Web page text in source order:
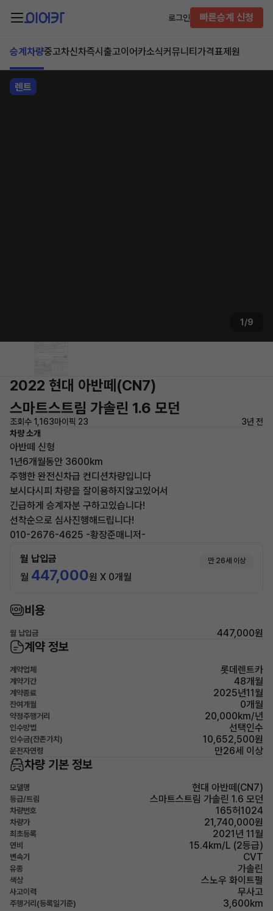
로그인 빠른승계 신청
승계차량중고차신차즉시출고이어카소식커뮤니티 가격표제원
렌트
1/9
2022 현대 아반떼(CN7)
스마트스트림 가솔린 1.6 모던
조회수 1,163마이픽 23
3년 전
차량 소개
아반떼 신형
1년6개월동안 3600km
주행한 완전신차급 컨디션차량입니다
보시다시피 차량을 잘이용하지않고있어서
긴급하게 승계자분 구하고있습니다!
선착순으로 심사진행해드립니다!
010-2676-4625 -황장준매니저-
월 납입금 만 26세 이상
월 447,000원 X 0개월
비용
월 납입금 447,000원
계약 정보
계약업체 롯데렌트카
계약기간 48개월
계약종료 2025년11월
잔여개월 0개월
약정주행거리 20,000km/년
인수방법 선택인수
인수금(잔존가치) 10,652,500원
운전자연령 만26세 이상
차량 기본 정보
모델명 현대 아반떼(CN7)
등급/트림 스마트스트림 가솔린 1.6 모던
차량번호 165허1024
차량가 21,740,000원
최초등록 2021년 11월
연비 15.4km/L (2등급)
변속기 CVT
유종 가솔린
색상 스노우 화이트펄
사고이력 무사고
주행거리(등록일기준) 3,600km